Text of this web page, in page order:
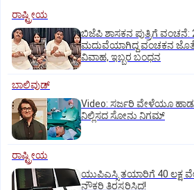
ರಾಷ್ಟ್ರೀಯ
ಬಿಜೆಪಿ ಶಾಸಕನ ಪುತ್ರಿಗೆ ವಂಚನೆ:
ಮದುವೆಯಾಗಿದ್ದ ವಂಚಕನ
ವಿವಾಹ, ಇಬ್ಬರ ಬಂಧನ
ಬಾಲಿವುಡ್‌
‌Video: ಸರ್ಜರಿ ವೇಳೆಯೂ
ನಿಲ್ಲಿಸದ ಸೋನು ನಿಗಮ್
ರಾಷ್ಟ್ರೀಯ
ಯುಪಿಎಸ್ಸಿ ತಯಾರಿಗೆ 40 ಲಕ್ಷ
ನೌಕರಿ ತಿರಸ್ಕರಿಸಿದ!